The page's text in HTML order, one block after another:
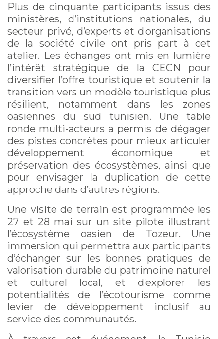
Plus de cinquante participants issus des
ministères, d’institutions nationales, du
secteur privé, d’experts et d’organisations
de la société civile ont pris part à cet
atelier. Les échanges ont mis en lumière
l’intérêt stratégique de la CECN pour
diversifier l’offre touristique et soutenir la
transition vers un modèle touristique plus
résilient, notamment dans les zones
oasiennes du sud tunisien. Une table
ronde multi-acteurs a permis de dégager
des pistes concrètes pour mieux articuler
développement économique et
préservation des écosystèmes, ainsi que
pour envisager la duplication de cette
approche dans d’autres régions.
Une visite de terrain est programmée les
27 et 28 mai sur un site pilote illustrant
l’écosystème oasien de Tozeur. Une
immersion qui permettra aux participants
d’échanger sur les bonnes pratiques de
valorisation durable du patrimoine naturel
et culturel local, et d’explorer les
potentialités de l’écotourisme comme
levier de développement inclusif au
service des communautés.